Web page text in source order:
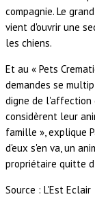
compagnie. Le
vient d'ouvrir une
les chiens.
Et au « Pets
demandes se
digne de l'affection
considèrent leur
famille », explique
d'eux s'en va, un
propriétaire quitte
Source : L'Est Eclair